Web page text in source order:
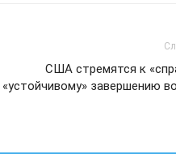
США стремятся к
«устойчивому» завершению